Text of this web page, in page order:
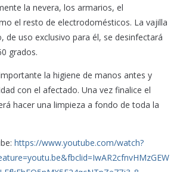
la nevera, los armarios, el
el resto de electrodomésticos. La vajilla
de uso exclusivo para él, se desinfectará
grados.
la higiene de manos antes y
con el afectado. Una vez finalice el
hacer una limpieza a fondo de toda la
https://www.youtube.com/watch?